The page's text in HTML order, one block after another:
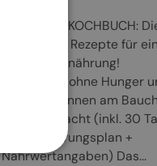
LOW CARB KOCHBUCH:
150 besten Rezepte für
gesunde Ernährung!
Abnehmen ohne Hunger
Fett verbrennen am Bauch
leicht gemacht (inkl. 30
Diät Ernährungsplan +
Nährwertangaben) Das...